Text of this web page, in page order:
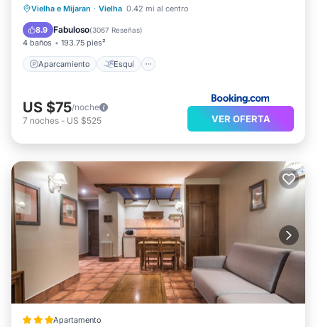
Vielha e Mijaran · Vielha 0.42 mi al centro
8.9 Fabuloso(3067 Reseñas)
4 baños 193.75 pies²
Aparcamiento Esquí
Aparcamiento Esquí
Apto para niños
US $75/noche
7 noches - US $525 VER OFERTA
Apartamento